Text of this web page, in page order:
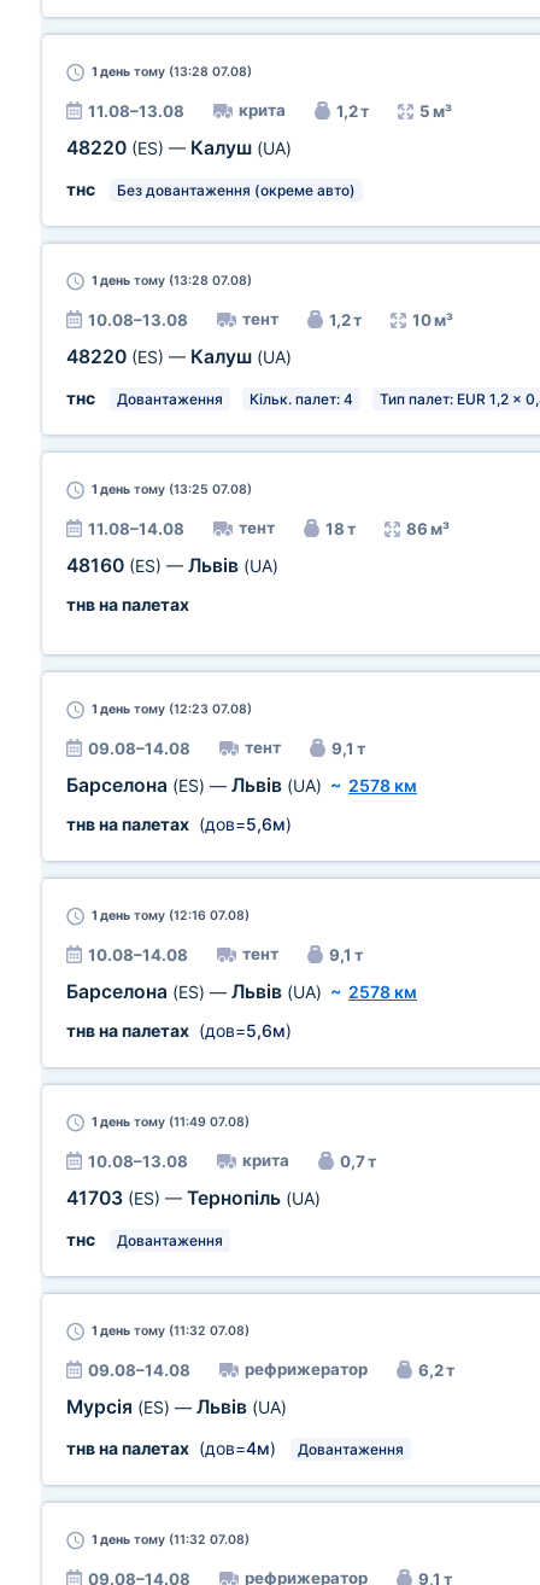
1 день тому (13:28 07.08)
11.08–13.08 крита 1,2 т 5 м³
48220 (ES) — Калуш (UA)
тнс
Без довантаження (окреме авто)
1 день тому (13:28 07.08)
10.08–13.08 тент 1,2 т 10 м³
48220 (ES) — Калуш (UA)
тнс
Довантаження Кільк. палет: 4 Тип палет: EUR 1,2 x
1 день тому (13:25 07.08)
11.08–14.08 тент 18 т 86 м³
48160 (ES) — Львів (UA)
тнв на палетах
1 день тому (12:23 07.08)
09.08–14.08 тент 9,1 т
Барселона (ES) — Львів (UA) ~ 2578 км
тнв на палетах (дов=5,6м)
1 день тому (12:16 07.08)
10.08–14.08 тент 9,1 т
Барселона (ES) — Львів (UA) ~ 2578 км
тнв на палетах (дов=5,6м)
1 день тому (11:49 07.08)
10.08–13.08 крита 0,7 т
41703 (ES) — Тернопіль (UA)
тнс
Довантаження
1 день тому (11:32 07.08)
09.08–14.08 рефрижератор 6,2 т
Мурсія (ES) — Львів (UA)
тнв на палетах (дов=4м) Довантаження
1 день тому (11:32 07.08)
09.08–14.08 рефрижератор 9,1 т